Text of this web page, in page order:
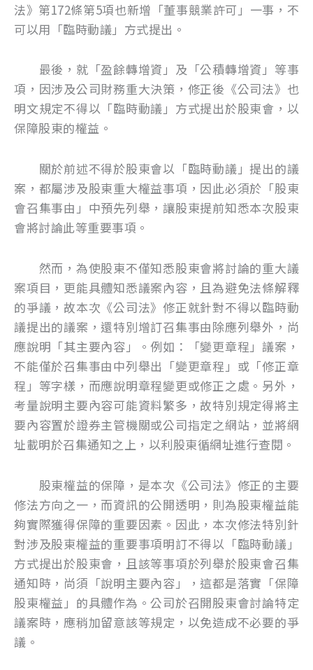
法》第172條第5項也新增「董事競業許可」一事，不
可以用「臨時動議」方式提出。
最後，就「盈餘轉增資」及「公積轉增資」等事
項，因涉及公司財務重大決策，修正後《公司法》也
明文規定不得以「臨時動議」方式提出於股東會，以
保障股東的權益。
關於前述不得於股東會以「臨時動議」提出的議
案，都屬涉及股東重大權益事項，因此必須於「股東
會召集事由」中預先列舉，讓股東提前知悉本次股東
會將討論此等重要事項。
然而，為使股東不僅知悉股東會將討論的重大議
案項目，更能具體知悉議案內容，且為避免法條解釋
的爭議，故本次《公司法》修正就針對不得以臨時動
議提出的議案，還特別增訂召集事由除應列舉外，尚
應說明「其主要內容」。例如：「變更章程」議案，
不能僅於召集事由中列舉出「變更章程」或「修正章
程」等字樣，而應說明章程變更或修正之處。另外，
考量說明主要內容可能資料繁多，故特別規定得將主
要內容置於證券主管機關或公司指定之網站，並將網
址載明於召集通知之上，以利股東循網址進行查閱。
股東權益的保障，是本次《公司法》修正的主要
修法方向之一，而資訊的公開透明，則為股東權益能
夠實際獲得保障的重要因素。因此，本次修法特別針
對涉及股東權益的重要事項明訂不得以「臨時動議」
方式提出於股東會，且該等事項於列舉於股東會召集
通知時，尚須「說明主要內容」，這都是落實「保障
股東權益」的具體作為。公司於召開股東會討論特定
議案時，應稍加留意該等規定，以免造成不必要的爭
議。